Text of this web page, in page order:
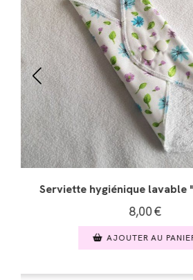
Serviette hygiénique lavable
8,00
AJOUTER AU